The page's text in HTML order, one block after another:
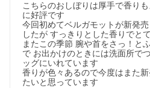
こちらのおしぼりは厚手で香り
に好評です
今回初めてベルガモットが新発
したが すっきりとした香りでと
またこの季節 腕や首をさっ！と
で お出かけのときには洗面所で
ッグにいれています
香りが色々あるので今度はまた
たいと思っています